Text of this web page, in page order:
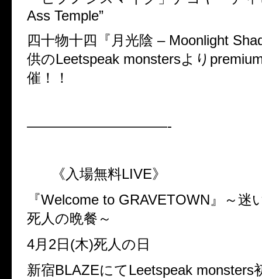
Ass Temple”
四十物十四『月光陰 – Moonlight
供のLeetspeak monstersより
催！！
——————————-
《入場無料LIVE》
『Welcome to GRAVETOWN』～迷
死人の晩餐～
4月2日(木)死人の日
新宿BLAZEにてLeetspeak monsters